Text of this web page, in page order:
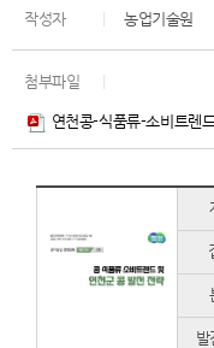
작성자 농업기술원
첨부파일
연천콩-식품류-소비트렌
발